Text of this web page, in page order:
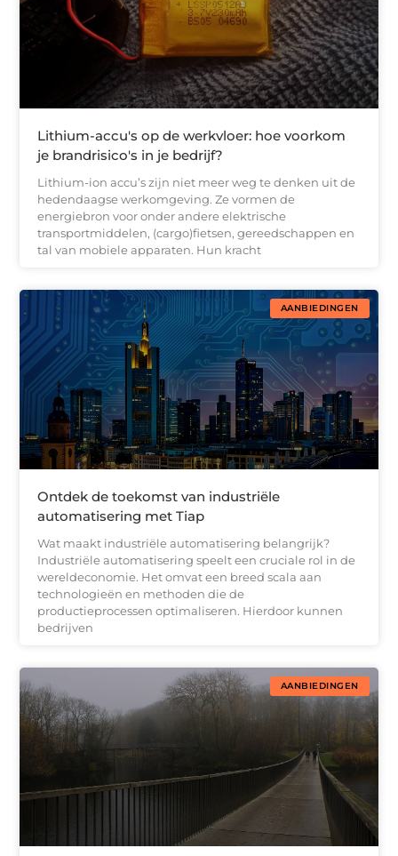
Lithium-accu's op de werkvloer: hoe voorkom
je brandrisico's in je bedrijf?
Lithium-ion accu’s zijn niet meer weg te denken uit de
hedendaagse werkomgeving. Ze vormen de
energiebron voor onder andere elektrische
transportmiddelen, (cargo)fietsen, gereedschappen en
tal van mobiele apparaten. Hun kracht
AANBIEDINGEN
Ontdek de toekomst van industriële
automatisering met Tiap
Wat maakt industriële automatisering belangrijk?
Industriële automatisering speelt een cruciale rol in de
wereldeconomie. Het omvat een breed scala aan
technologieën en methoden die de
productieprocessen optimaliseren. Hierdoor kunnen
bedrijven
AANBIEDINGEN